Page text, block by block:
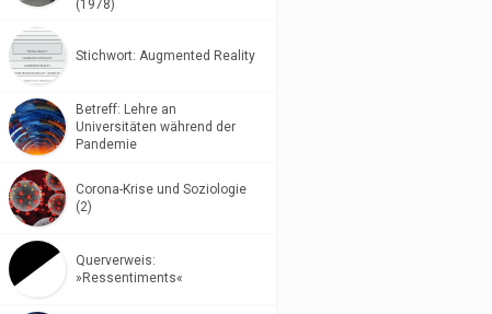
(1978)
Stichwort: Augmented Reality
Betreff: Lehre an
Universitäten während der
Pandemie
Corona-Krise und Soziologie
(2)
Querverweis:
»Ressentiments«